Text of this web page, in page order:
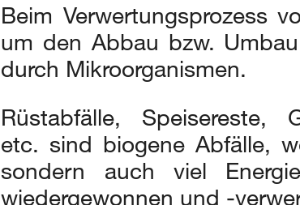
Beim Verwertungsprozess
um den Abbau bzw.
durch Mikroorganismen.
Rüstabfälle, Speisereste,
etc. sind biogene Abfälle,
sondern auch viel
wiedergewonnen und -